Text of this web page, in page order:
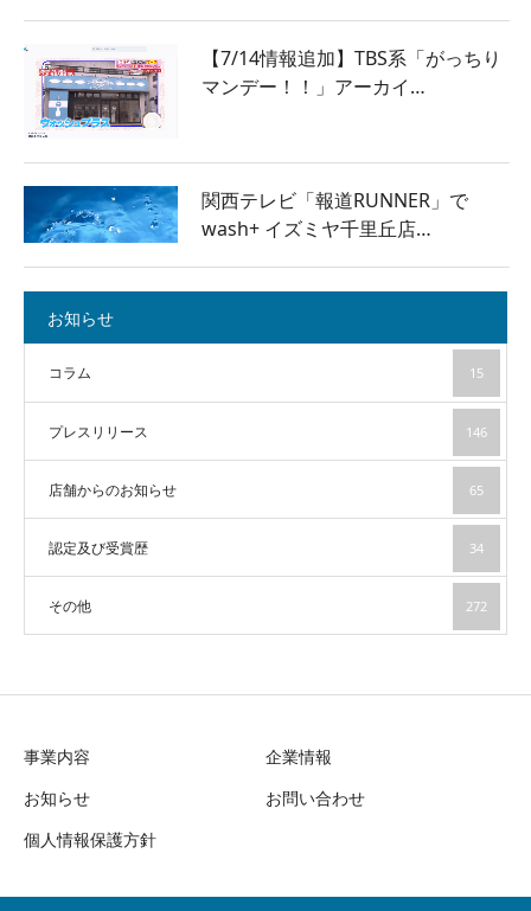
【7/14情報追加】TBS系「がっちり
マンデー！！」アーカイ…
関西テレビ「報道RUNNER」で
wash+ イズミヤ千里丘店…
お知らせ
コラム 15
プレスリリース 146
店舗からのお知らせ 65
認定及び受賞歴 34
その他 272
事業内容
企業情報
お知らせ
お問い合わせ
個人情報保護方針